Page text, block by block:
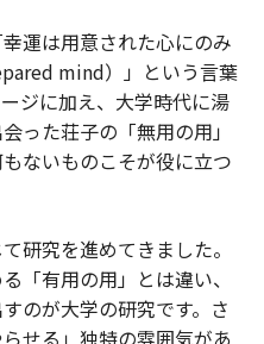
運は用意された心にのみ
mind）」という言葉
ジに加え、大学時代に湯
った荘子の「無用の用」
ないものこそが役に立つ
研究を進めてきました。
「有用の用」とは違い、
のが大学の研究です。さ